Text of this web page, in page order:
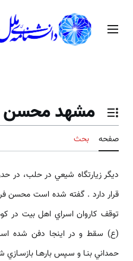
محتوامنوی اصلی
تغییر وضعیت فهرست محتویات
مشهد محسن
صفحه بحث
قرار دارد . گفته شده است محسن
توقف كاروان اسراي اهل بيت در
(ع) سقط و در اينجا دفن شده
حمداني بنـا و سـپس بارهـا